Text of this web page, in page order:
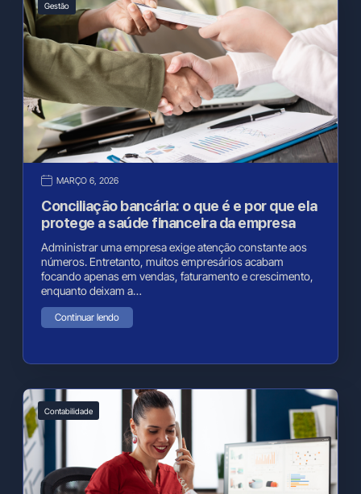
Gestão
MARÇO 6, 2026
Conciliação bancária: o que é e por que ela
protege a saúde financeira da empresa
Administrar uma empresa exige atenção constante aos
números. Entretanto, muitos empresários acabam
focando apenas em vendas, faturamento e crescimento,
enquanto deixam a…
Continuar lendo
Contabilidade